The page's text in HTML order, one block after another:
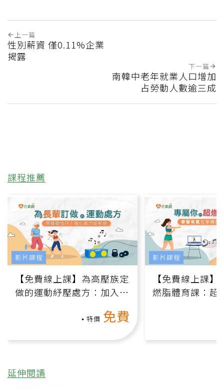
上一篇
性別薪資 僅0.11%企業
揭露
下一篇
南韓中老年就業人口增加
占勞動人數逾三成
課程推薦
【免費線上課】為高壓族定
做的運動紓壓處方：加入行
特價 免費
影片課程
【免費線上課
燃脂體育課：超
影片課程
延伸閱讀